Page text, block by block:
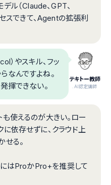
ル（Claude、GPT、
スできて、Agentの拡張利
テキトー教師
.AI認定講師
やスキル、フッ
なんですよね。
揮できない。
も使えるのが大きい。ロー
に依存せずに、クラウド上
せる。
はProかPro+を推奨して